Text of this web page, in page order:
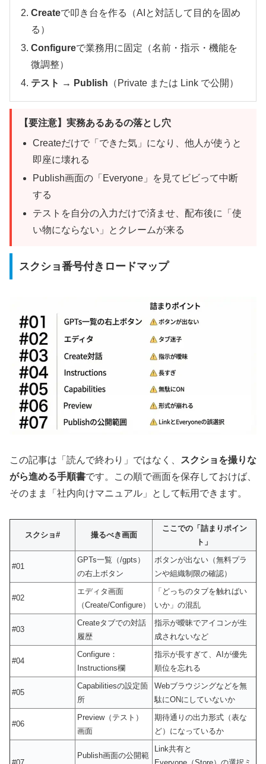
Createで叩き台を作る（AIと対話して目的を固め
る）
Configureで業務用に固定（名前・指示・機能を
微調整）
テスト → Publish （Private または Link で公開）
【要注意】実務あるあるの落とし穴
Createだけで「できた気」になり、他人が使うと
即座に壊れる
Publish画面の「Everyone」を見てビビって中断
する
テストを自分の入力だけで済ませ、配布後に「使
い物にならない」とクレームが来る
スクショ番号付きロードマップ
この記事は「読んで終わり」ではなく、
スクショを撮りな
がら進める手順書です。この順で画面を保存しておけば、
そのまま「社内向けマニュアル」として転用できます。
スクショ# 撮るべき画面
ここでの「詰まりポイン
ト」
#01
GPTs一覧（/gpts）
の右上ボタン
ボタンが出ない（無料プラ
ンや組織制限の確認）
#02
エディタ画面
（Create/Configure）
「どっちのタブを触ればい
いか」の混乱
#03
Createタブでの対話
履歴
指示が曖昧でアイコンが生
成されないなど
#04
Configure：
Instructions欄
指示が長すぎて、AIが優先
順位を忘れる
#05
Capabilitiesの設定箇
所
Webブラウジングなどを無
駄にONにしていないか
#06
Preview（テスト）
画面
期待通りの出力形式（表な
ど）になっているか
Publish画面の公開範
Link共有と